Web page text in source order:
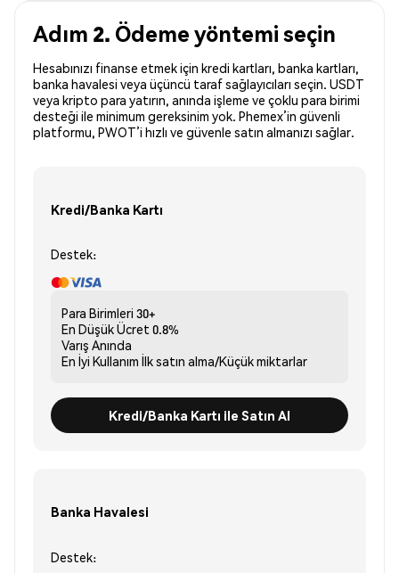
Adım 2. Ödeme yöntemi seçin
Hesabınızı finanse etmek için kredi kartları, banka kartları,
banka havalesi veya üçüncü taraf sağlayıcıları seçin. USDT
veya kripto para yatırın, anında işleme ve çoklu para birimi
desteği ile minimum gereksinim yok. Phemex’in güvenli
platformu, PWOT’i hızlı ve güvenle satın almanızı sağlar.
Kredi/Banka Kartı
Destek:
Para Birimleri 30+
En Düşük Ücret 0.8%
Varış Anında
En İyi Kullanım İlk satın alma/Küçük miktarlar
Kredi/Banka Kartı ile Satın Al
Banka Havalesi
Destek: